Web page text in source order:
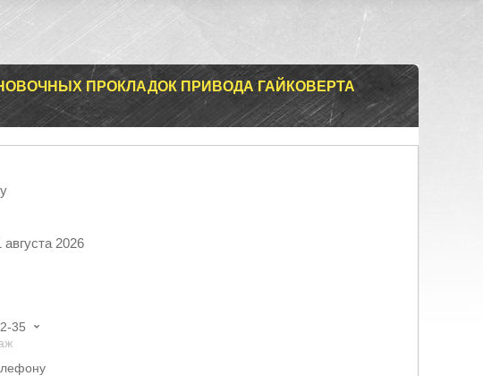
ПРОКЛАДОК ПРИВОДА ГАЙКОВЕРТА
2026
35